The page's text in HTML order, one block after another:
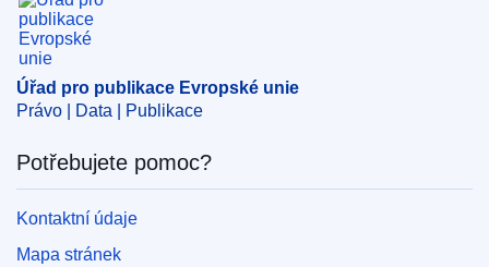
Úřad pro publikace Evropské unie
Právo | Data | Publikace
Potřebujete pomoc?
Kontaktní údaje
Mapa stránek